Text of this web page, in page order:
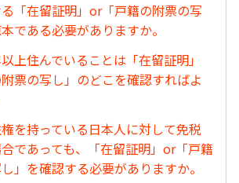
「在留証明」or「戸籍の附票の写
である必要がありますか。
上住んでいることは「在留証明」
票の写し」のどこを確認すればよ
を持っている日本人に対して免税
であっても、「在留証明」or「戸籍
」を確認する必要がありますか。